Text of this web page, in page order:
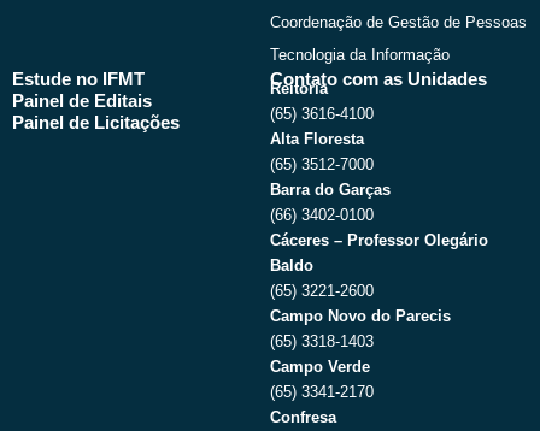
Coordenação de Gestão de Pessoas
Tecnologia da Informação
Estude no IFMT
Painel de Editais
Painel de Licitações
Contato com as Unidades
Reitoria
(65) 3616-4100
Alta Floresta
(65) 3512-7000
Barra do Garças
(66) 3402-0100
Cáceres – Professor Olegário
Baldo
(65) 3221-2600
Campo Novo do Parecis
(65) 3318-1403
Campo Verde
(65) 3341-2170
Confresa